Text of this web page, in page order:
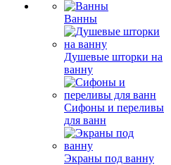
Ванны
Душевые шторки на
ванну
Сифоны и переливы
для ванн
Экраны под ванну